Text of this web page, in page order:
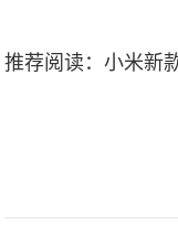
推荐阅读：小米新